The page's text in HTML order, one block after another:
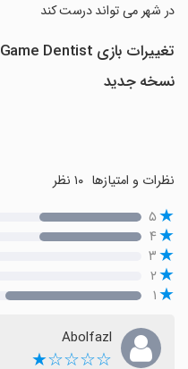
در شهر می تواند درست کند
نسخه جدید
نظرات و امتیازها
۵
۴
۳
۲
۱
Abolfazl
☆☆☆☆★